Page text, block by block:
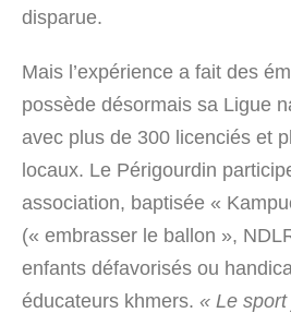
disparue.
Mais l’expérience a fait des
possède désormais sa Ligue
avec plus de 300 licenciés et
locaux. Le Périgourdin
association, baptisée «
(« embrasser le ballon »,
enfants défavorisés ou
éducateurs khmers. « Le